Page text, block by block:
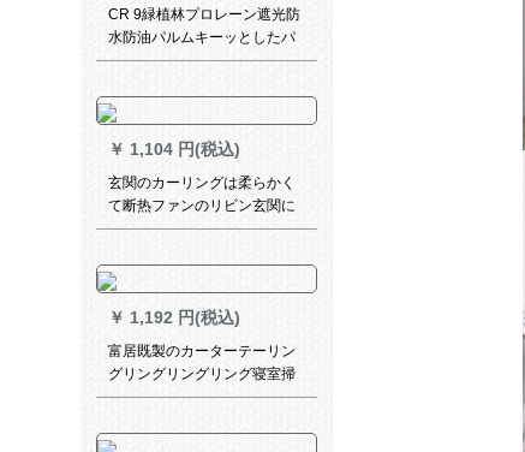
CR 9緑植林プロレーン遮光防
水防油パルムキーッとしたパ
ッド不要亀背竹1 YH-BY 26-
￥ 1,104 円(税込)
玄関のカーリングは柔らかく
て断热ファンのリビン玄関に
かけます。庭前の桜の二枚半
た糸麻-1平方メートです。
￥ 1,192 円(税込)
富居既製のカーターテーリン
グリングリングリング寝室掃
き出し窓カーターテーテーテ
ダ」シンプレン浅緑片片2メト